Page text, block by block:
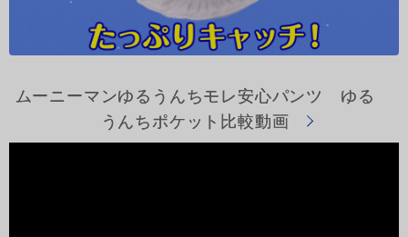
ムーニーマンゆるうんちモレ安心パンツ ゆる
うんちポケット比較動画